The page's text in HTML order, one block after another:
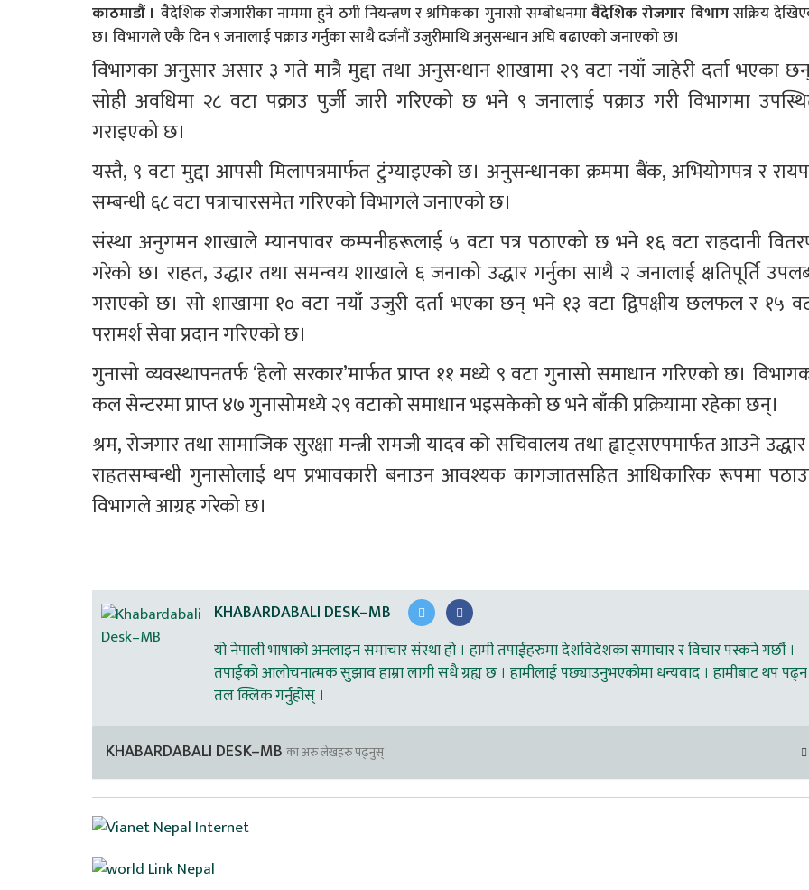
काठमाडौं । वैदेशिक रोजगारीका नाममा हुने ठगी नियन्त्रण र श्रमिकका गुनासो सम्बोधनमावैदेशिक रोजगार विभागसक्रिय
छ। विभागले एकै दिन ९ जनालाई पक्राउ गर्नुका साथै दर्जनौं उजुरीमाथि अनुसन्धान अघि बढाएको जनाएको छ।
विभागका अनुसार असार ३ गते मात्रै मुद्दा तथा अनुसन्धान शाखामा २९ वटा नयाँ जाहेरी दर्ता भएका
सोही अवधिमा २८ वटा पक्राउ पुर्जी जारी गरिएको छ भने ९ जनालाई पक्राउ गरी विभागमा
गराइएको छ।
यस्तै, ९ वटा मुद्दा आपसी मिलापत्रमार्फत टुंग्याइएको छ। अनुसन्धानका क्रममा बैंक, अभियोगपत्र र
सम्बन्धी ६८ वटा पत्राचारसमेत गरिएको विभागले जनाएको छ।
संस्था अनुगमन शाखाले म्यानपावर कम्पनीहरूलाई ५ वटा पत्र पठाएको छ भने १६ वटा राहदानी
गरेको छ। राहत, उद्धार तथा समन्वय शाखाले ६ जनाको उद्धार गर्नुका साथै २ जनालाई क्षतिपूर्ति
गराएको छ। सो शाखामा १० वटा नयाँ उजुरी दर्ता भएका छन् भने १३ वटा द्विपक्षीय छलफल र १५
परामर्श सेवा प्रदान गरिएको छ।
गुनासो व्यवस्थापनतर्फ ‘हेलो सरकार’मार्फत प्राप्त ११ मध्ये ९ वटा गुनासो समाधान गरिएको छ।
कल सेन्टरमा प्राप्त ४७ गुनासोमध्ये २९ वटाको समाधान भइसकेको छ भने बाँकी प्रक्रियामा रहेका छन्।
श्रम, रोजगार तथा सामाजिक सुरक्षा मन्त्री रामजी यादव को सचिवालय तथा ह्वाट्सएपमार्फत आउने
राहतसम्बन्धी गुनासोलाई थप प्रभावकारी बनाउन आवश्यक कागजातसहित आधिकारिक रूपमा
विभागले आग्रह गरेको छ।
KHABARDABALI DESK–MB
यो नेपाली भाषाको अनलाइन समाचार संस्था हो । हामी तपाईहरुमा देशविदेशका समाचार र विचार पस्कने गर्छौ ।
तपाईको आलोचनात्मक सुझाव हाम्रा लागी सधै ग्रह्य छ । हामीलाई पछ्याउनुभएकोमा धन्यवाद । हामीबाट थप पढ्न
तल क्लिक गर्नुहोस् ।
KHABARDABALI DESK–MB का अरु लेखहरु पढ्नुस्